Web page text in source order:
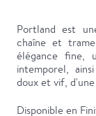
Portland est
chaîne et
élégance fine,
intemporel,
doux et vif,
Disponible en